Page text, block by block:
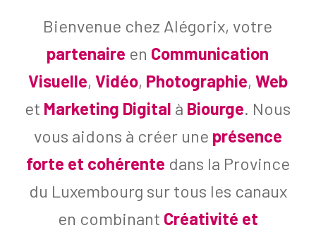
Bienvenue chez Alégorix, votre
partenaire en Communication
Visuelle, Vidéo, Photographie, Web
et Marketing Digital à Biourge. Nous
vous aidons à créer une présence
forte et cohérente dans la Province
du Luxembourg sur tous les canaux
en combinant Créativité et